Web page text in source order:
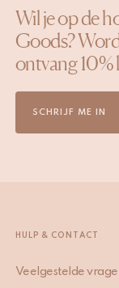
Wil je op de
Goods?
ontvang 10%
SCHRIJF ME IN
HULP & CONTACT
Veelgestelde